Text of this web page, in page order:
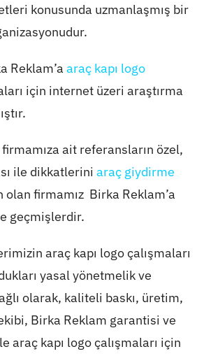
konusunda uzmanlaşmış bir
Reklam’a araç kapı logo
için internet üzeri araştırma
ait referansların özel,
ile dikkatlerini araç giydirme
olan firmamız Birka Reklam’a
geçmişlerdir.
araç kapı logo çalışmaları
yasal yönetmelik ve
olarak, kaliteli baskı, üretim,
Birka Reklam garantisi ve
araç kapı logo çalışmaları için